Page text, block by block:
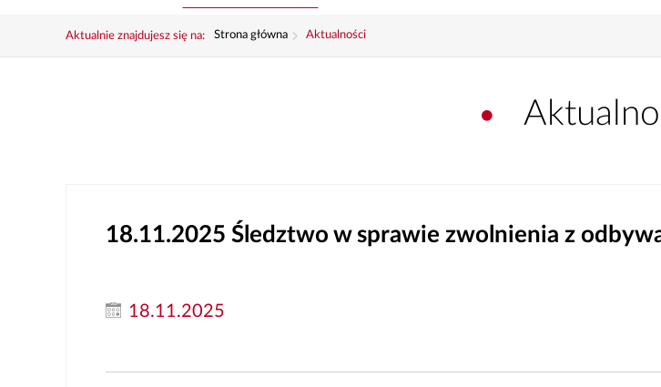
Aktualnie znajdujesz się na: Strona główna Aktualności
18.11.2025 Śledztwo w sprawie zwolnienia z
18.11.2025